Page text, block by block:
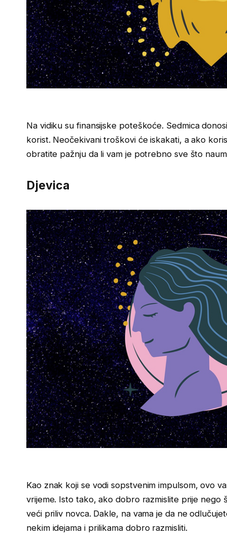
Na vidiku su finansijske poteškoće. Sedmica
korist. Neočekivani troškovi će iskakati, a ako
obratite pažnju da li vam je potrebno sve što
Djevica
Kao znak koji se vodi sopstvenim impulsom, ovo
vrijeme. Isto tako, ako dobro razmislite prije nego
veći priliv novca. Dakle, na vama je da ne
nekim idejama i prilikama dobro razmisliti.